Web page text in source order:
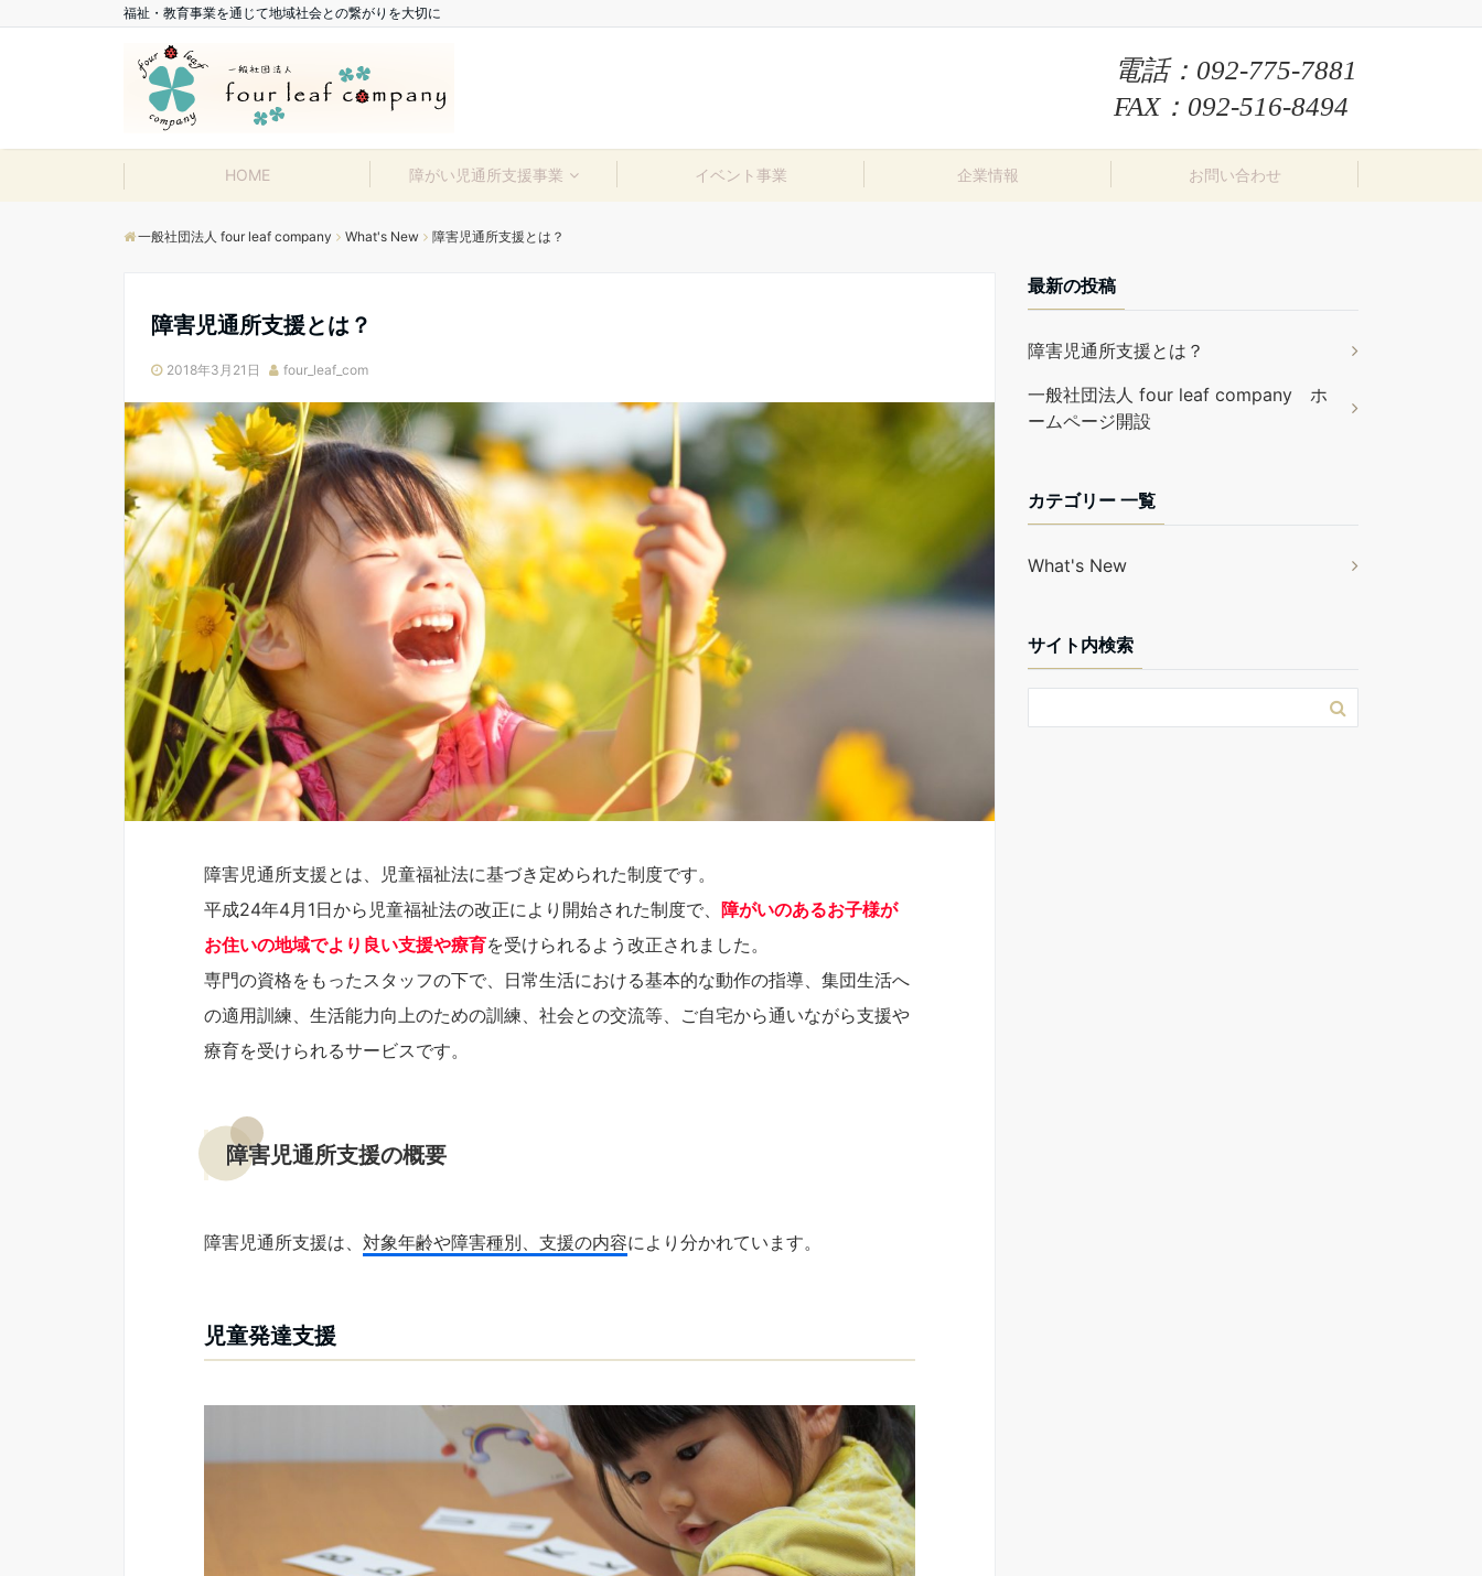
福祉・教育事業を通じて地域社会との繋がりを大切に
電話： 092-775-7881
FAX：092-516-8494
HOME 障がい児通所支援事業 イベント事業 企業情報 お問い合わせ
一般社団法人 four leaf company What's New 障害児通所支援とは？
障害児通所支援とは？
2018年3月21日 four_leaf_com
障害児通所支援とは、児童福祉法に基づき定められた制度です。
平成24年4月1日から児童福祉法の改正により開始された制度で、 障がいのあるお子様が
お住いの地域でより良い支援や療育を受けられるよう改正されました。
専門の資格をもったスタッフの下で、日常生活における基本的な動作の指導、集団生活へ
の適用訓練、生活能力向上のための訓練、社会との交流等、ご自宅から通いながら支援や
療育を受けられるサービスです。
障害児通所支援の概要
障害児通所支援は、 対象年齢や障害種別、支援の内容により分かれています。
児童発達支援
最新の投稿
障害児通所支援とは？
一般社団法人 four leaf company ホ
ームページ開設
カテゴリー 一覧
What's New
サイト内検索